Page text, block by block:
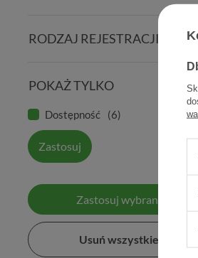
RODZAJ REJESTRACJI
POKAŻ TYLKO
Dostępność 6
Zastosuj
Zastosuj wybrane filtry
Usuń wszystkie filtry